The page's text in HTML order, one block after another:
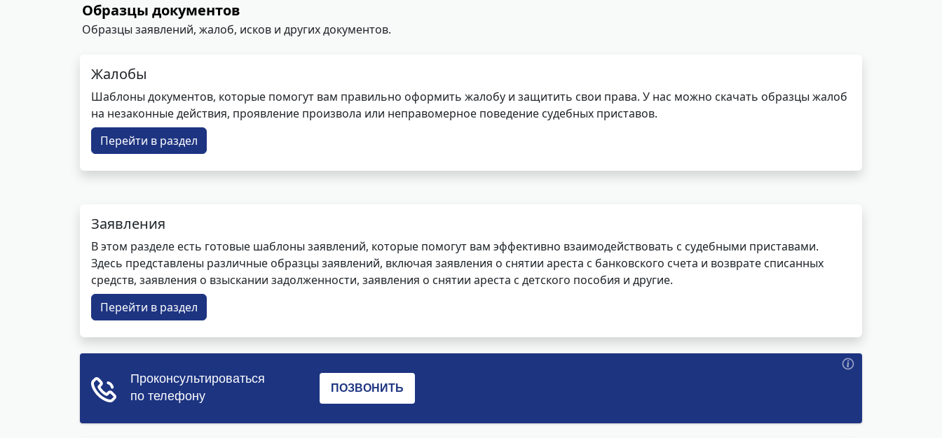
Образцы документов
Образцы заявлений, жалоб, исков и других документов.
Жалобы
Шаблоны документов, которые помогут вам правильно оформить жалобу и защитить свои права. У нас можно скачать образцы жалоб
на незаконные действия, проявление произвола или неправомерное поведение судебных приставов.
Перейти в раздел
Заявления
В этом разделе есть готовые шаблоны заявлений, которые помогут вам эффективно взаимодействовать с судебными приставами.
Здесь представлены различные образцы заявлений, включая заявления о снятии ареста с банковского счета и возврате списанных
средств, заявления о взыскании задолженности, заявления о снятии ареста с детского пособия и другие.
Перейти в раздел